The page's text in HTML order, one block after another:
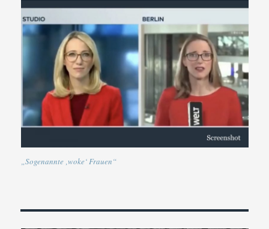
„Sogenannte ‚woke‘ Frauen“